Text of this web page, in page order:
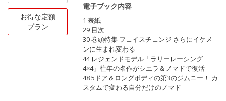
お得な定額
プラン
電子ブック内容
1 表紙
29 目次
30 巻頭特集 フェイスチェンジ さらにイケメ
ンに生まれ変わる
44 レジェンドモデル「ラリーレーシング
4×4」往年の名作がシエラ＆ノマドで復活
48 5ドア＆ロングボディの第3のジムニー！ カ
スタムで変わる自分だけのノマド